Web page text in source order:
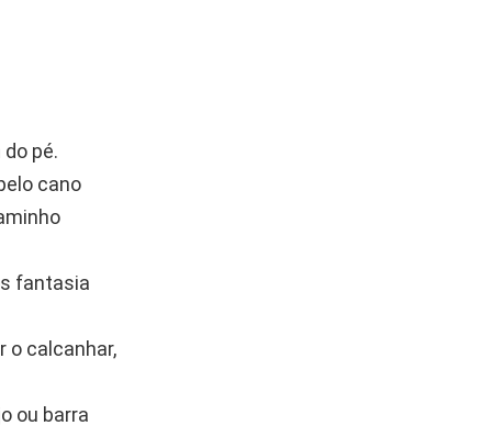
pé.
cano
fantasia
o calcanhar,
ou barra